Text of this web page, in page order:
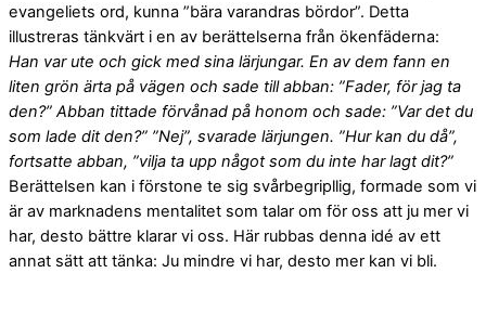
evangeliets ord, kunna ”bära varandras bördor”. Detta
illustreras tänkvärt i en av berättelserna från ökenfäderna:
Han var ute och gick med sina lärjungar. En av dem fann en
liten grön ärta på vägen och sade till abban: ”Fader, för jag ta
den?” Abban tittade förvånad på honom och sade: ”Var det du
som lade dit den?” ”Nej”, svarade lärjungen. ”Hur kan du då”,
fortsatte abban, ”vilja ta upp något som du inte har lagt dit?”
Berättelsen kan i förstone te sig svårbegripllig, formade som vi
är av marknadens mentalitet som talar om för oss att ju mer vi
har, desto bättre klarar vi oss. Här rubbas denna idé av ett
annat sätt att tänka: Ju mindre vi har, desto mer kan vi bli.